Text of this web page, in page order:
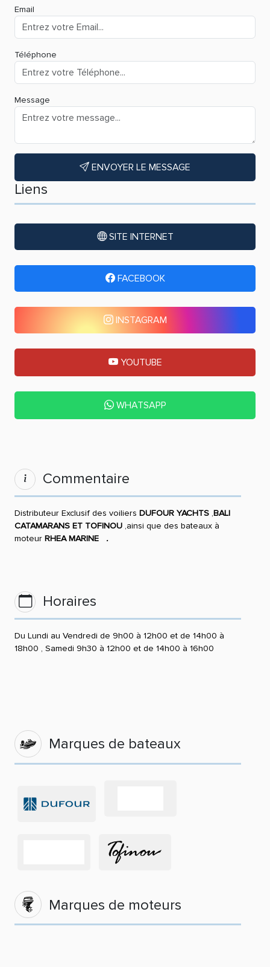
Email
Téléphone
Message
ENVOYER LE MESSAGE
Liens
SITE INTERNET
FACEBOOK
INSTAGRAM
YOUTUBE
WHATSAPP
Commentaire
Distributeur Exclusif des voiliers DUFOUR YACHTS ,BALI
CATAMARANS ET TOFINOU ,ainsi que des bateaux à
moteur RHEA MARINE .
Horaires
Du Lundi au Vendredi de 9h00 à 12h00 et de 14h00 à
18h00 , Samedi 9h30 à 12h00 et de 14h00 à 16h00
Marques de bateaux
Marques de moteurs